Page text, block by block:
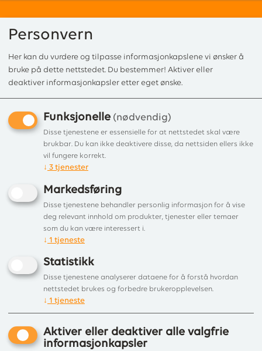
Forside/ Produkter/Røksugere/Exodraft / Exodraft røksuger RS 12
Exodraft røksuger RS 12
horisontal avkast
RS er en avtrekksventilator konstruert
for horisontalt utkast
Personvern
Her kan du vurdere og tilpasse informasjonkapslene vi ønsker å
bruke på dette nettstedet. Du bestemmer! Aktiver eller
deaktiver informasjonkapsler etter eget ønske.
Funksjonelle (nødvendig)
Disse tjenestene er essensielle for at nettstedet skal være
brukbar. Du kan ikke deaktivere disse, da nettsiden ellers ikke
vil fungere korrekt.
↓ 3 tjenester
Markedsføring
Disse tjenestene behandler personlig informasjon for å vise
deg relevant innhold om produkter, tjenester eller temaer
som du kan være interessert i.
↓ 1 tjeneste
Statistikk
Disse tjenestene analyserer dataene for å forstå hvordan
nettstedet brukes og forbedre brukeropplevelsen.
↓ 1 tjeneste
Aktiver eller deaktiver alle valgfrie
informasjonkapsler